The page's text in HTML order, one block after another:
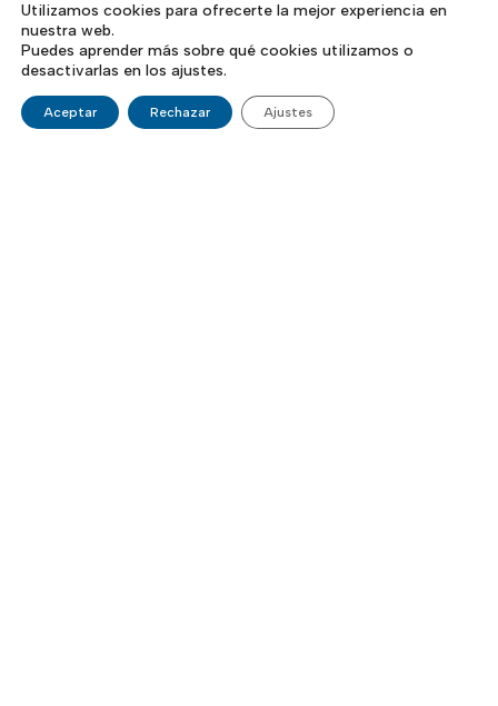
Utilizamos cookies para ofrecerte la mejor experiencia en
nuestra web.
Puedes aprender más sobre qué cookies utilizamos o
desactivarlas en los ajustes.
Aceptar Rechazar Ajustes